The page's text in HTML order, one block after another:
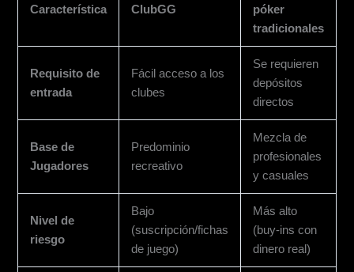
Característica ClubGG
póker
tradicionales
Requisito de
entrada
Fácil acceso a los
clubes
Se requieren
depósitos
directos
Base de
Jugadores
Predominio
recreativo
Mezcla de
profesionales
y casuales
Nivel de
riesgo
Bajo
(suscripción/fichas
de juego)
Más alto
(buy-ins con
dinero real)